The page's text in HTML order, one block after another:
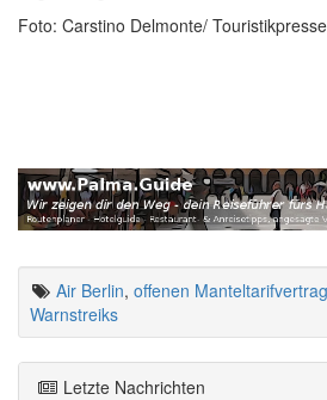
Foto: Carstino Delmonte/
Air Berlin, offenen
Warnstreiks
Letzte Nachrichten